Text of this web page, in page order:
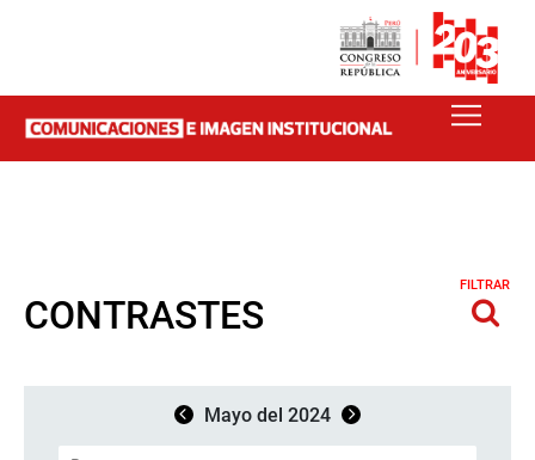
CONTRASTES
FILTRAR
Mayo del 2024